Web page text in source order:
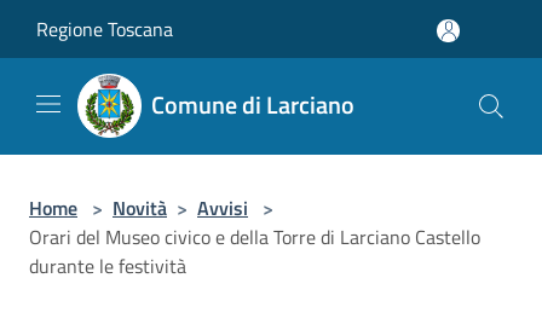
Regione Toscana
Comune di Larciano
Home > Novità > Avvisi >
Orari del Museo civico e della Torre di Larciano Castello
durante le festività